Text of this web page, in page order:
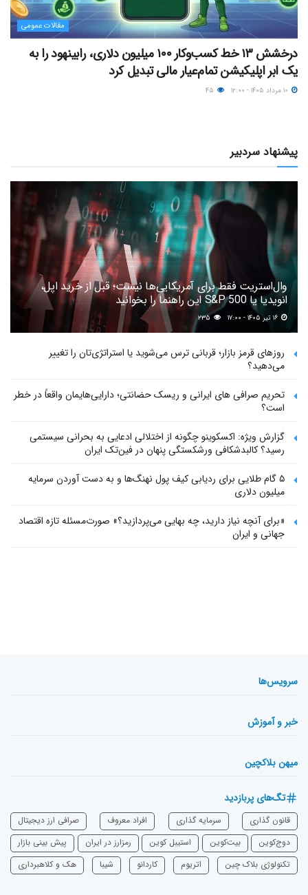
مقالات عمومی
درخشش ۱۳ خط کسب‌وکار ۱۰۰ میلیون دلاری، رابینهود را به
یک ابر اپلیکیشن تمام‌عیار مالی تبدیل کرد
پیشنهاد سردبیر
وال‌استریت فقط برای آمریکایی‌ها نیست؛ قبل از خرید اپل،
انویدیا یا S&P 500 این راهنما را بخوانید
۲۳۵
روزهای قرمز بازار؛ قربانی ترس می‌شوید یا استراتژی‌تان را تغییر
می‌دهید؟
تحریم صرافی های ایرانی و ریسک حضانتی؛ دارایی‌هایمان واقعاً در خطر
است؟
گزارش ویژه: اکسکوینو چگونه از اختلالی ادعایی به بحرانی سیستمی
رسید؟ کالبدشکافی ورشکستگی پنهان در فین‌تک ایران
۵ گام طلایی برای ردیابی کیف پول‌ نهنگ‌ها و به دست آوردن سرمایه
میلیون دلاری
«برای آنچه نیاز دارید، چه بهایی می‌پردازید؟» صورت‌مسئله تازه اقتصاد
جهانی و ایران
سرویس‌ها
خبر و آموزش
میهن بلاکچین
تگ‌های پربازدید
قانون گذاری سرمایه‌ گذاری افراد معروف
صرافی ارز دیجیتال
دوج‌کوین
بیت‌کوین استیبل کوین رمزارز در ایران
پیش بینی بازار
تکنولوژی بلاک چین
اتریوم ‌کاردانو شیبا هک و کلاهبرداری